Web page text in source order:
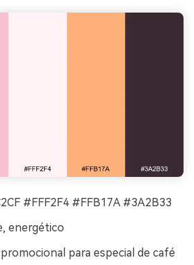
#FFF2F4 #FFB17A #3A2B33
energético
para especial de café